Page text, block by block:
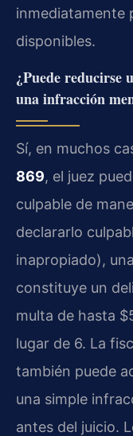
inmediatamente
disponibles.
¿Puede reducirse
una infracción
Sí, en muchos
869, el juez
culpable de
declararlo
inapropiado),
constituye un
multa de hasta
lugar de 6. La
también puede
una simple
antes del juicio.